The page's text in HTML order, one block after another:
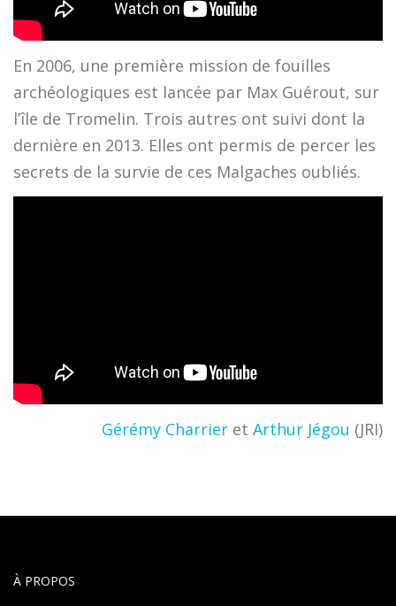
En 2006, une première mission de fouilles
archéologiques est lancée par Max Guérout, sur
l’île de Tromelin. Trois autres ont suivi dont la
dernière en 2013. Elles ont permis de percer les
secrets de la survie de ces Malgaches oubliés.
Gérémy Charrier et Arthur Jégou (JRI)
À PROPOS